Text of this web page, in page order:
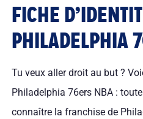
FICHE
PHILADELPHIA
Tu veux aller droit au but ?
Philadelphia 76ers NBA :
connaître la franchise de